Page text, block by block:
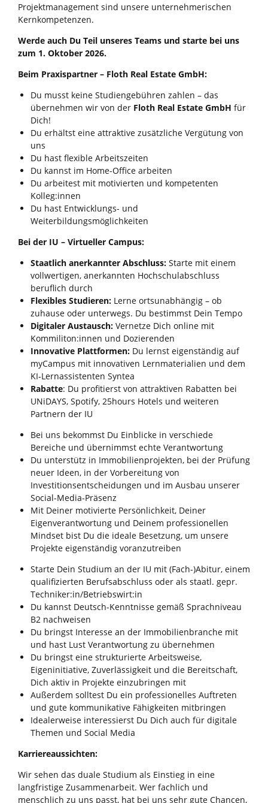
Projektmanagement sind unsere unternehmerischen
Kernkompetenzen.
Werde auch Du Teil unseres Teams und starte bei uns
zum 1. Oktober 2026.
Beim Praxispartner – Floth Real Estate GmbH:
Du musst keine Studiengebühren zahlen – das
übernehmen wir von der Floth Real Estate GmbH für
Dich!
Du erhältst eine attraktive zusätzliche Vergütung von
uns
Du hast flexible Arbeitszeiten
Du kannst im Home-Office arbeiten
Du arbeitest mit motivierten und kompetenten
Kolleg:innen
Du hast Entwicklungs- und
Weiterbildungsmöglichkeiten
Bei der IU – Virtueller Campus:
Staatlich anerkannter Abschluss: Starte mit einem
vollwertigen, anerkannten Hochschulabschluss
beruflich durch
Flexibles Studieren: Lerne ortsunabhängig – ob
zuhause oder unterwegs. Du bestimmst Dein Tempo
Digitaler Austausch: Vernetze Dich online mit
Kommiliton:innen und Dozierenden
Innovative Plattformen: Du lernst eigenständig auf
myCampus mit innovativen Lernmaterialien und dem
KI‑Lernassistenten Syntea
Rabatte: Du profitierst von attraktiven Rabatten bei
UNiDAYS, Spotify, 25hours Hotels und weiteren
Partnern der IU
Bei uns bekommst Du Einblicke in verschiede
Bereiche und übernimmst echte Verantwortung
Du unterstütz in Immobilienprojekten, bei der Prüfung
neuer Ideen, in der Vorbereitung von
Investitionsentscheidungen und im Ausbau unserer
Social-Media-Präsenz
Mit Deiner motivierte Persönlichkeit, Deiner
Eigenverantwortung und Deinem professionellen
Mindset bist Du die ideale Besetzung, um unsere
Projekte eigenständig voranzutreiben
Starte Dein Studium an der IU mit (Fach-)Abitur, einem
qualifizierten Berufsabschluss oder als staatl. gepr.
Techniker:in/Betriebswirt:in
Du kannst Deutsch-Kenntnisse gemäß Sprachniveau
B2 nachweisen
Du bringst Interesse an der Immobilienbranche mit
und hast Lust Verantwortung zu übernehmen
Du bringst eine strukturierte Arbeitsweise,
Eigeninitiative, Zuverlässigkeit und die Bereitschaft,
Dich aktiv in Projekte einzubringen mit
Außerdem solltest Du ein professionelles Auftreten
und gute kommunikative Fähigkeiten mitbringen
Idealerweise interessierst Du Dich auch für digitale
Themen und Social Media
Karriereaussichten:
Wir sehen das duale Studium als Einstieg in eine
langfristige Zusammenarbeit. Wer fachlich und
menschlich zu uns passt, hat bei uns sehr gute Chancen,